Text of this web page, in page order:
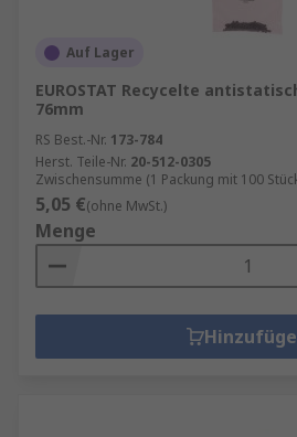
Auf Lager
EUROSTAT Recycelte
76mm
RS Best.-Nr. 173-784
Herst. Teile-Nr. 20-512-0305
Zwischensumme (1 Packung mit 100
5,05 €(ohne MwSt.)
Menge